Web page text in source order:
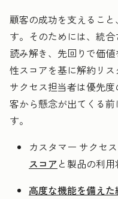
顧客の成功を支えるこ
す。そのためには、統
読み解き、先回りで価
性スコアを基に解約リ
サクセス担当者は優先
客から懸念が出てくる
す。
カスタマー サクセ
スコアと製品の利用
高度な機能を備え